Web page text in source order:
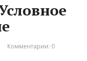
Комментарии: 0